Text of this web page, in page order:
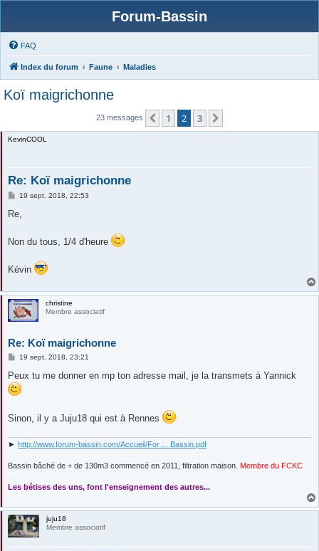
Forum-Bassin
FAQ
Index du forum Faune Maladies
Koï maigrichonne
23 messages Précédente
1 2 3
KevinCOOL
Re: Koï maigrichonne
M
s
e
19 sept. 2018, 22:53
Re,
Non du tous, 1/4 d'heure
Kévin
christine
Membre associatif
Re: Koï maigrichonne
M
s
s
a
19 sept. 2018, 23:21
Peux tu me donner en mp ton adresse mail, je la transmets à Yannick
Sinon, il y a Juju18 qui est à Rennes
► http://www.forum-bassin.com/Accueil/For ... Bassin.pdf
Bassin bâché de + de 130m3 commencé en 2011, filtration maison. Membre du FCKC
Les bétises des uns, font l'enseignement des autres...
juju18
Membre associatif